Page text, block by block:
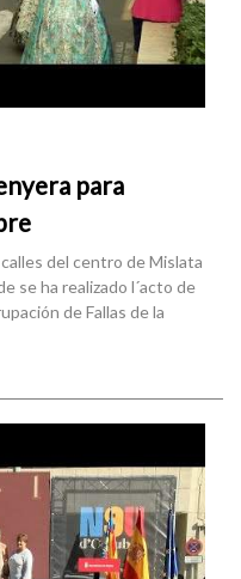
para
del centro de Mislata
se ha realizado l´acto de
de Fallas de la